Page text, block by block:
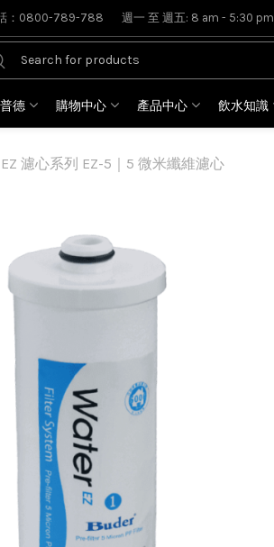
：0800-789-788 週一 至 週五: 8 am - 5:30 pm
德 購物中心 產品中心 飲水知識
EZ 濾心系列 EZ-5｜5 微米纖維濾心